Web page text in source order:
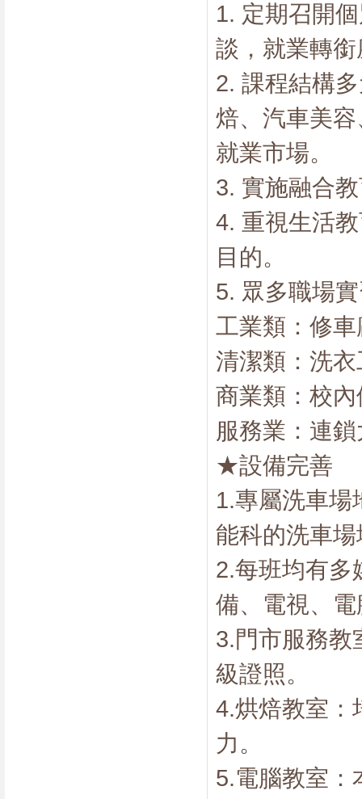
1. 定期召開
談，就業轉
2. 課程結構
焙、汽車美
就業市場。
3. 實施融合
4. 重視生活
目的。
5. 眾多職場
工業類：修車
清潔類：洗
商業類：校
服務業：連
★設備完善
1.專屬洗車場
能科的洗車
2.每班均有多
備、電視、
3.門市服務教
級證照。
4.烘焙教室：
力。
5.電腦教室：